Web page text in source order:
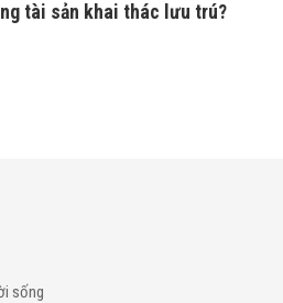
tài sản khai thác lưu trú?
sống